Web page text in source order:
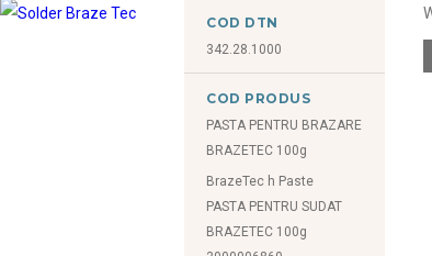
COD DTN
342.28.1000
COD PRODUS
PASTA PENTRU BRAZARE
BRAZETEC 100g
BrazeTec h Paste
PASTA PENTRU SUDAT
BRAZETEC 100g